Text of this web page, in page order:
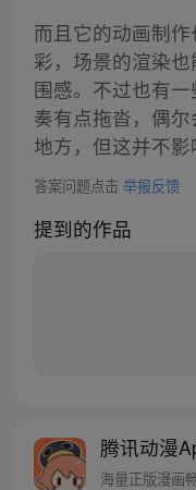
而且它的动画制
彩，场景的渲染
围感。不过也有
奏有点拖沓，偶
地方，但这并不影
答案问题点击 举报反馈
提到的作品
腾讯动漫
海量正版漫画